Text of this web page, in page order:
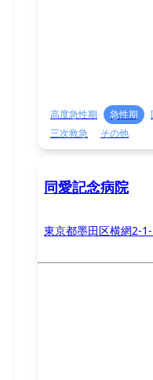
高度急性期 急性期
三次救急
その他
同愛記念病院
東京都墨田区横網2-1-